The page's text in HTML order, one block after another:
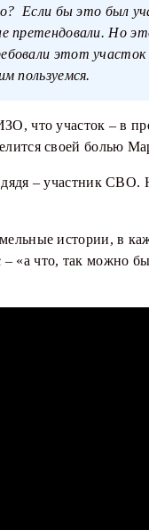
Если бы это был
претендовали. Но
этот участок
пользуемся.
что участок – в
своей болью
– участник СВО.
истории, в
«а что, так можно